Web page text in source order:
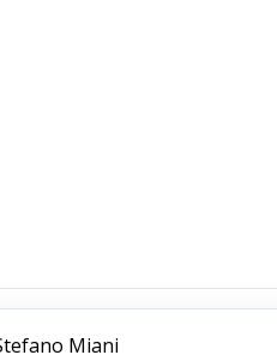
Miani